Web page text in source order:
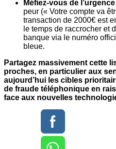
Méfiez-vous de l’urgence
peur (« Votre compte va
transaction de 2000€ est
le temps de raccrocher et
banque via le numéro
bleue.
Partagez massivement cette
proches, en particulier aux
aujourd’hui les cibles
de fraude téléphonique en
face aux nouvelles